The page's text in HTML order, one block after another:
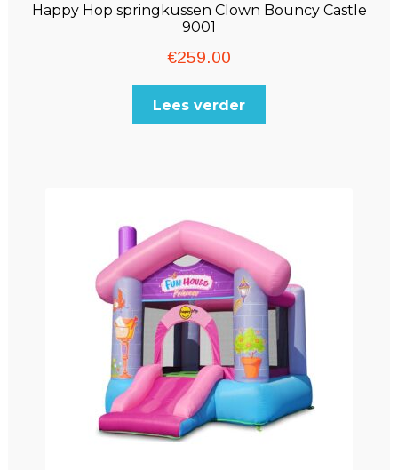
Happy Hop springkussen Clown Bouncy Castle
9001
€259.00
Lees verder